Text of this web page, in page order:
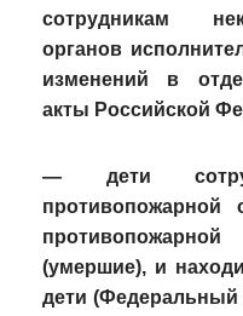
сотрудникам
органов
изменений в
акты Российской
— дети
противопожарной
(умершие), и
дети (Федеральный